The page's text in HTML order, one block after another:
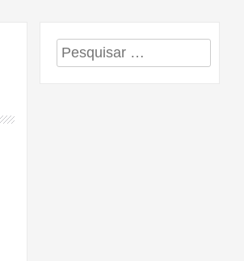
Pesquisar
por: